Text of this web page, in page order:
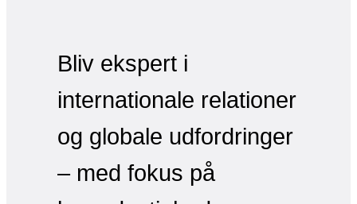
Bliv ekspert i
internationale relationer
og globale udfordringer
– med fokus på